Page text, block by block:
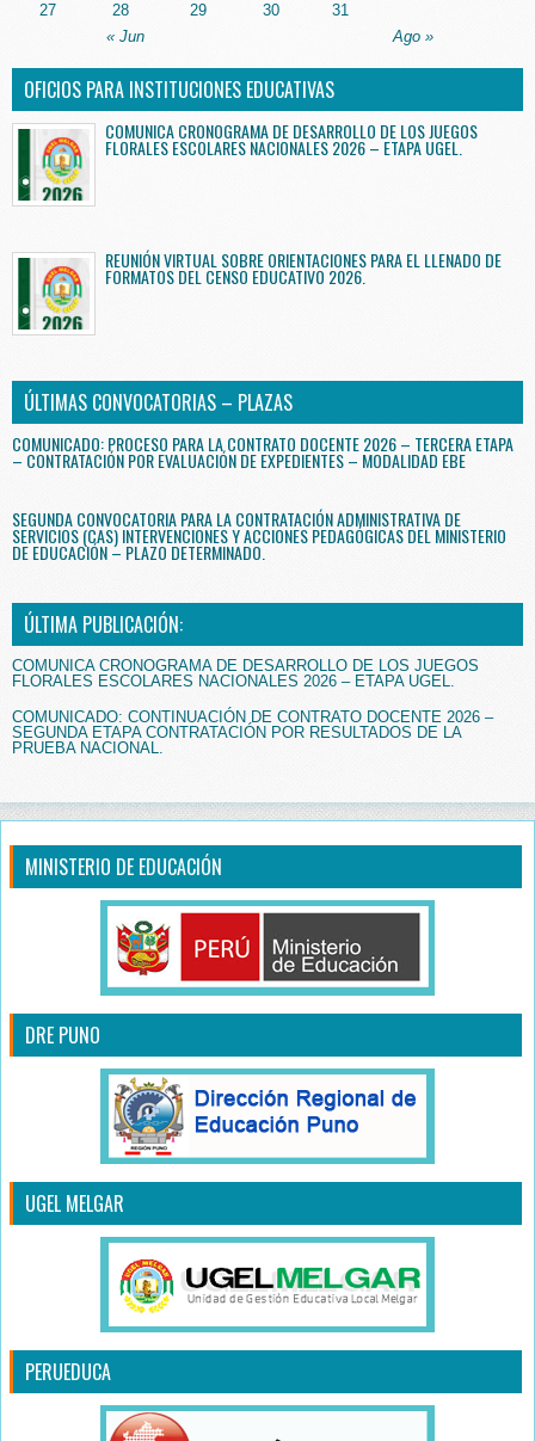
« Jun Ago »
27
28 29 30 31
OFICIOS PARA INSTITUCIONES EDUCATIVAS
COMUNICA CRONOGRAMA DE DESARROLLO DE LOS JUEGOS
FLORALES ESCOLARES NACIONALES 2026 – ETAPA UGEL.
REUNIÓN VIRTUAL SOBRE ORIENTACIONES PARA EL LLENADO DE
FORMATOS DEL CENSO EDUCATIVO 2026.
ÚLTIMAS CONVOCATORIAS – PLAZAS
COMUNICADO: PROCESO PARA LA CONTRATO DOCENTE 2026 – TERCERA ETAPA
– CONTRATACIÓN POR EVALUACIÓN DE EXPEDIENTES – MODALIDAD EBE
SEGUNDA CONVOCATORIA PARA LA CONTRATACIÓN ADMINISTRATIVA DE
SERVICIOS (CAS) INTERVENCIONES Y ACCIONES PEDAGÓGICAS DEL MINISTERIO
DE EDUCACIÓN – PLAZO DETERMINADO.
ÚLTIMA PUBLICACIÓN:
COMUNICA CRONOGRAMA DE DESARROLLO DE LOS JUEGOS
FLORALES ESCOLARES NACIONALES 2026 – ETAPA UGEL.
COMUNICADO: CONTINUACIÓN DE CONTRATO DOCENTE 2026 –
SEGUNDA ETAPA CONTRATACIÓN POR RESULTADOS DE LA
PRUEBA NACIONAL.
MINISTERIO DE EDUCACIÓN
DRE PUNO
UGEL MELGAR
PERUEDUCA